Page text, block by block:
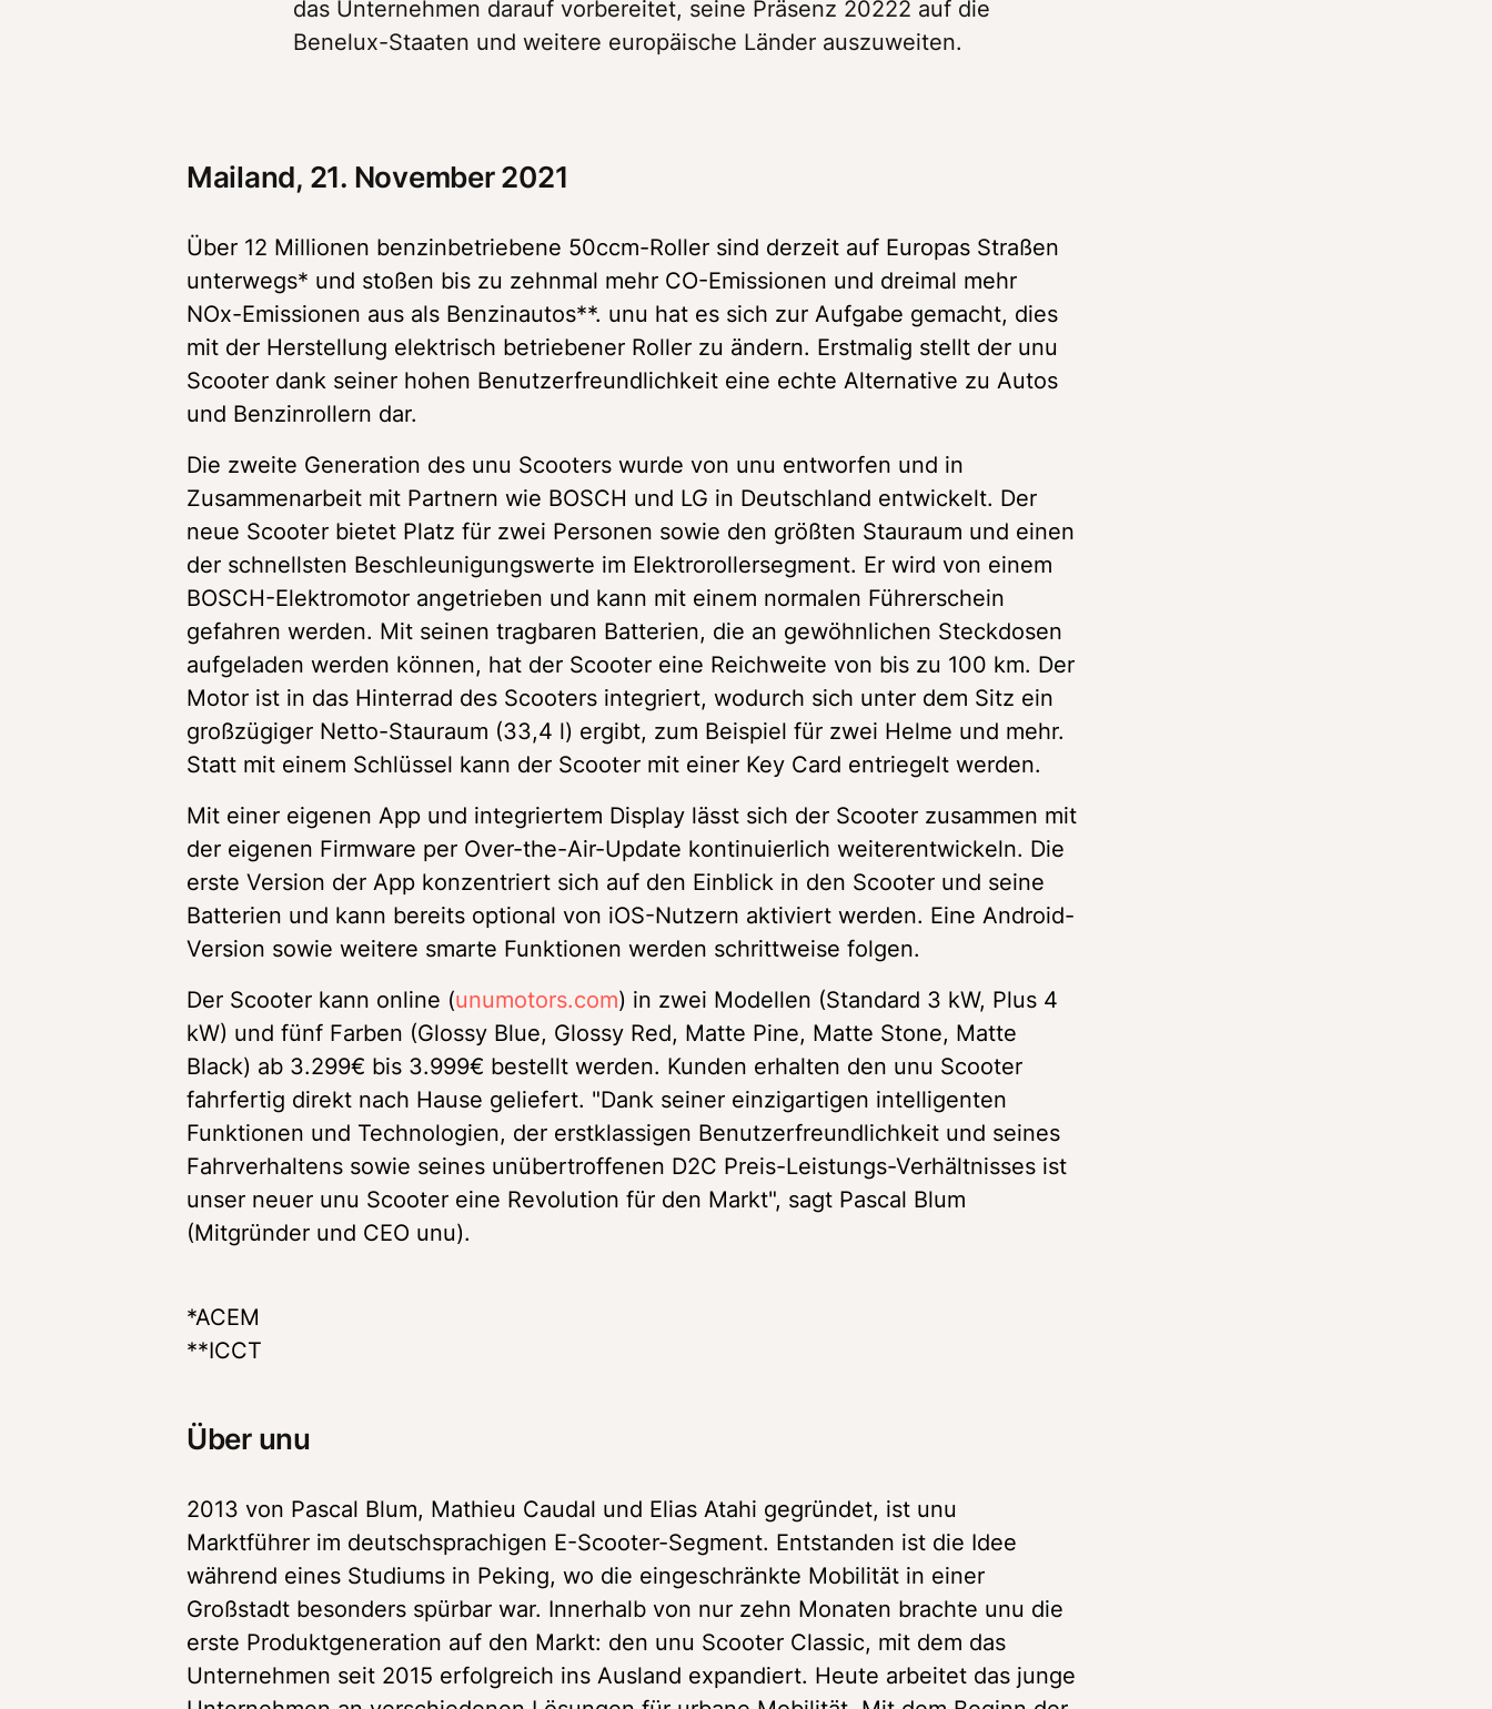
das Unternehmen darauf vorbereitet, seine Präsenz 20222 auf die
Benelux-Staaten und weitere europäische Länder auszuweiten.
Mailand, 21. November 2021
Über 12 Millionen benzinbetriebene 50ccm-Roller sind derzeit auf Europas Straßen
unterwegs* und stoßen bis zu zehnmal mehr CO-Emissionen und dreimal mehr
NOx-Emissionen aus als Benzinautos**. unu hat es sich zur Aufgabe gemacht, dies
mit der Herstellung elektrisch betriebener Roller zu ändern. Erstmalig stellt der unu
Scooter dank seiner hohen Benutzerfreundlichkeit eine echte Alternative zu Autos
und Benzinrollern dar.
Die zweite Generation des unu Scooters wurde von unu entworfen und in
Zusammenarbeit mit Partnern wie BOSCH und LG in Deutschland entwickelt. Der
neue Scooter bietet Platz für zwei Personen sowie den größten Stauraum und einen
der schnellsten Beschleunigungswerte im Elektrorollersegment. Er wird von einem
BOSCH-Elektromotor angetrieben und kann mit einem normalen Führerschein
gefahren werden. Mit seinen tragbaren Batterien, die an gewöhnlichen Steckdosen
aufgeladen werden können, hat der Scooter eine Reichweite von bis zu 100 km. Der
Motor ist in das Hinterrad des Scooters integriert, wodurch sich unter dem Sitz ein
großzügiger Netto-Stauraum (33,4 l) ergibt, zum Beispiel für zwei Helme und mehr.
Statt mit einem Schlüssel kann der Scooter mit einer Key Card entriegelt werden.
Mit einer eigenen App und integriertem Display lässt sich der Scooter zusammen mit
der eigenen Firmware per Over-the-Air-Update kontinuierlich weiterentwickeln. Die
erste Version der App konzentriert sich auf den Einblick in den Scooter und seine
Batterien und kann bereits optional von iOS-Nutzern aktiviert werden. Eine Android-
Version sowie weitere smarte Funktionen werden schrittweise folgen.
Der Scooter kann online (unumotors.com) in zwei Modellen (Standard 3 kW, Plus 4
kW) und fünf Farben (Glossy Blue, Glossy Red, Matte Pine, Matte Stone, Matte
Black) ab 3.299€ bis 3.999€ bestellt werden. Kunden erhalten den unu Scooter
fahrfertig direkt nach Hause geliefert. "Dank seiner einzigartigen intelligenten
Funktionen und Technologien, der erstklassigen Benutzerfreundlichkeit und seines
Fahrverhaltens sowie seines unübertroffenen D2C Preis-Leistungs-Verhältnisses ist
unser neuer unu Scooter eine Revolution für den Markt", sagt Pascal Blum
(Mitgründer und CEO unu).
*ACEM
Über unu
2013 von Pascal Blum, Mathieu Caudal und Elias Atahi gegründet, ist unu
Marktführer im deutschsprachigen E-Scooter-Segment. Entstanden ist die Idee
während eines Studiums in Peking, wo die eingeschränkte Mobilität in einer
Großstadt besonders spürbar war. Innerhalb von nur zehn Monaten brachte unu die
erste Produktgeneration auf den Markt: den unu Scooter Classic, mit dem das
Unternehmen seit 2015 erfolgreich ins Ausland expandiert. Heute arbeitet das junge